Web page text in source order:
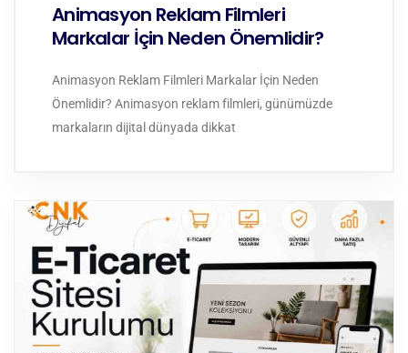
Animasyon Reklam Filmleri
Markalar İçin Neden Önemlidir?
Animasyon Reklam Filmleri Markalar İçin Neden
Önemlidir? Animasyon reklam filmleri, günümüzde
markaların dijital dünyada dikkat